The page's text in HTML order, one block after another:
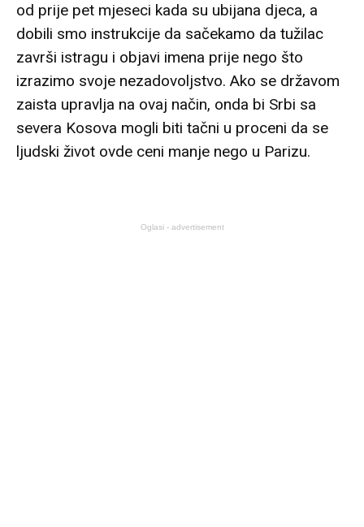
od prije pet mjeseci kada su ubijana djeca, a
dobili smo instrukcije da sačekamo da tužilac
završi istragu i objavi imena prije nego što
izrazimo svoje nezadovoljstvo. Ako se državom
zaista upravlja na ovaj način, onda bi Srbi sa
severa Kosova mogli biti tačni u proceni da se
ljudski život ovde ceni manje nego u Parizu.
Oglasi - advertisement